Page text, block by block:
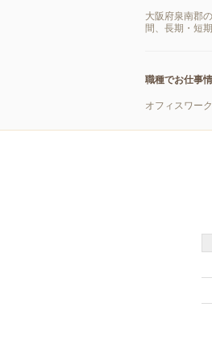
大阪府泉南郡
間、長期・短
職種でお仕事
オフィスワー